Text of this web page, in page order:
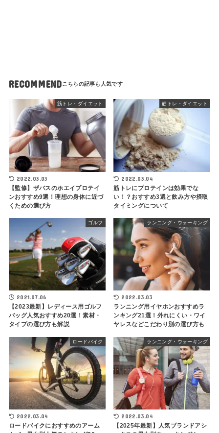
RECOMMEND
筋トレ・ダイエット
2022.03.03
【監修】ザバスのホエイプロテイ
ンおすすめ9選！理想の身体に近づ
くための選び方
筋トレ・ダイエット
2022.03.04
筋トレにプロテインは効果でな
い！？おすすめ3選と飲み方や摂取
タイミングについて
ゴルフ
2021.07.06
【2023最新】レディース用ゴルフ
バッグ人気おすすめ20選！素材・
タイプの選び方も解説
ランニング・ウォーキング
2022.03.03
ランニング用イヤホンおすすめラ
ンキング21選！外れにくい・ワイ
ヤレスなどこだわり別の選び方も
ロードバイク
2022.03.04
ロードバイクにおすすめのアーム
ランニング・ウォーキング
2022.03.04
【2025年最新】人気ブランドアシ